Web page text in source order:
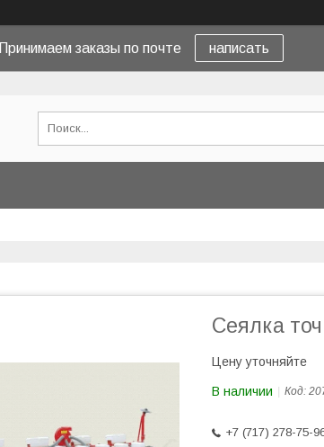
Принимаем заказы по почте написать
Сеялка
Цену уточняйте
В наличии Код:
+7 (717) 278-75-